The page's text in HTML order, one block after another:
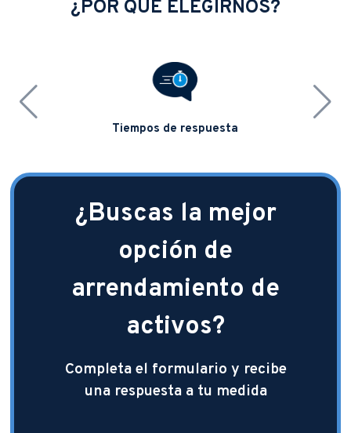
¿POR QUÉ ELEGIRNOS?
Tiempos de respuesta
¿Buscas la mejor
opción de
arrendamiento de
activos?
Completa el formulario y recibe
una respuesta a tu medida